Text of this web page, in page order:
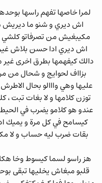
لمرا خاصها تفهم راسها
اش ديري و شنو ما ديريش
مكيبغيش من تصرفاتو كلشي
اش ديري ادا حسن بلاش غير
دالك كيفهمها بطرق اخرى
بزااف لحوايج و شحال من
عليها وهي وااالو بحال
توزن كلامها و لا بغات تبت
عندو هو كلامو يضرب في
كيسامح في كل مرة و يميك
بقات ضرب ليه حساب و لا
هز راسو لسما كيسوط وخا
قلبو مبغاش يخليها تبقى